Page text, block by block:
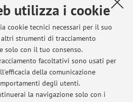
utilizza i cookie
cookie tecnici necessari per il suo
strumenti di tracciamento
solo con il tuo consenso.
facoltativi sono usati per
della comunicazione
degli utenti.
la navigazione solo con i
LABORATORIO DI
I (C.I.)
a Ciclo Unico in Architettura
Virtuale